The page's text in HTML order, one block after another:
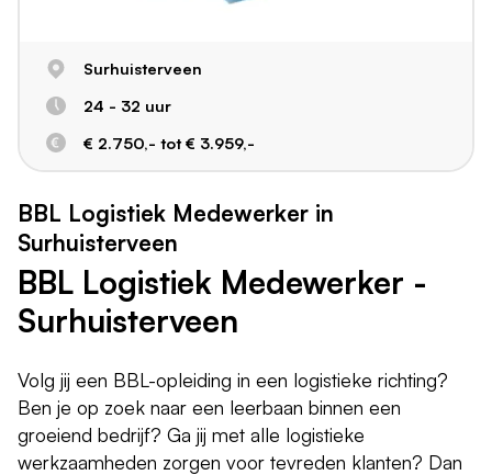
Surhuisterveen
24 - 32 uur
€ 2.750,- tot € 3.959,-
BBL Logistiek Medewerker in
Surhuisterveen
BBL Logistiek Medewerker -
Surhuisterveen
Volg jij een BBL-opleiding in een logistieke richting?
Ben je op zoek naar een leerbaan binnen een
groeiend bedrijf? Ga jij met alle logistieke
werkzaamheden zorgen voor tevreden klanten? Dan